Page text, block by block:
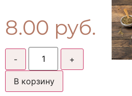
8.00 руб.
В корзину